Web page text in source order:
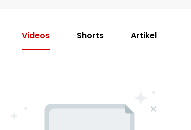
Videos Shorts Artikel